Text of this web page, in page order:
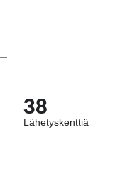
38
Lähetyskenttiä